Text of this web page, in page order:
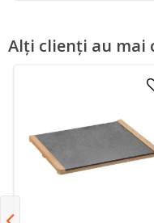
Alți clienți au mai